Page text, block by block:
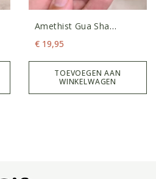
Amethist Gua Sha
Schraper
€ 19,95
TOEVOEGEN AAN
WINKELWAGEN